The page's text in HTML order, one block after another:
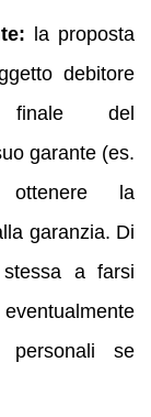
la proposta
debitore
finale del
garante (es.
ottenere la
garanzia. Di
stessa a farsi
personali se